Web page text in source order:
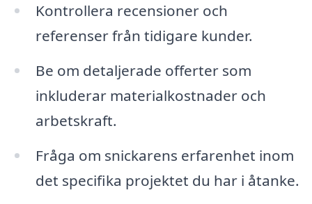
Kontrollera recensioner och
referenser från tidigare kunder.
Be om detaljerade offerter som
inkluderar materialkostnader och
arbetskraft.
Fråga om snickarens erfarenhet inom
det specifika projektet du har i åtanke.